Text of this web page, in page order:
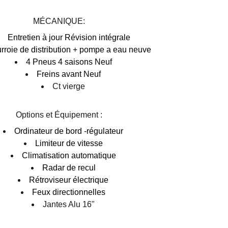
MÉCANIQUE:
Entretien à jour Révision intégrale
de distribution + pompe a eau neuve
4 Pneus 4 saisons Neuf
Freins avant Neuf
Ct vierge
Options et Équipement :
Ordinateur de bord -régulateur
Limiteur de vitesse
Climatisation automatique
Radar de recul
Rétroviseur électrique
Feux directionnelles
Jantes Alu 16"